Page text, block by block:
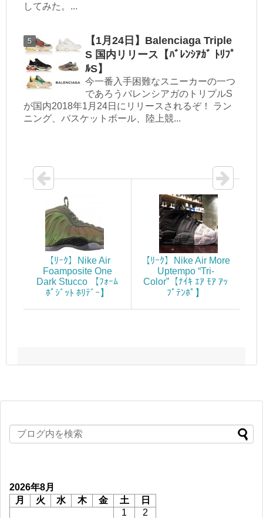
してみた。...
【1月24日】Balenciaga Triple
S 国内リリース【ﾊﾞﾚﾝｼｱｶﾞ ﾄﾘﾌﾟ
ﾙS】
今一番入手困難なスニーカーの一つ
であろうバレンシアガのトリプルS
が国内2018年1月24日にリリースされるぞ！ ラン
ニング、バスケットボール、陸上競...
【ﾘｰｸ】Nike Air
Foamposite One
Dark Stucco 【ﾌｫｰﾑ
ﾎﾟｼﾞｯﾄ ﾎﾘﾃﾞｰ】
【ﾘｰｸ】Nike Air More
Uptempo “Tri-
Color”【ﾅｲｷ ｴｱ ﾓｱ ｱｯ
ﾌﾟﾃﾝﾎﾟ】
2026年8月
月
火 水 木 金 土
日
1
2